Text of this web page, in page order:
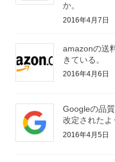
か。
2016年4月7日
amazonの送
きている。
2016年4月6日
Googleの品
改定されたよ
2016年4月5日